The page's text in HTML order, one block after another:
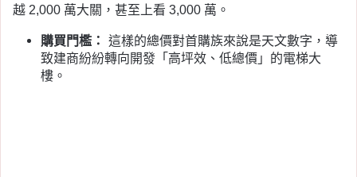
越 2,000 萬大關，甚至上看 3,000 萬。
購買門檻： 這樣的總價對首購族來說是天文數字，導
致建商紛紛轉向開發「高坪效、低總價」的電梯大
樓。